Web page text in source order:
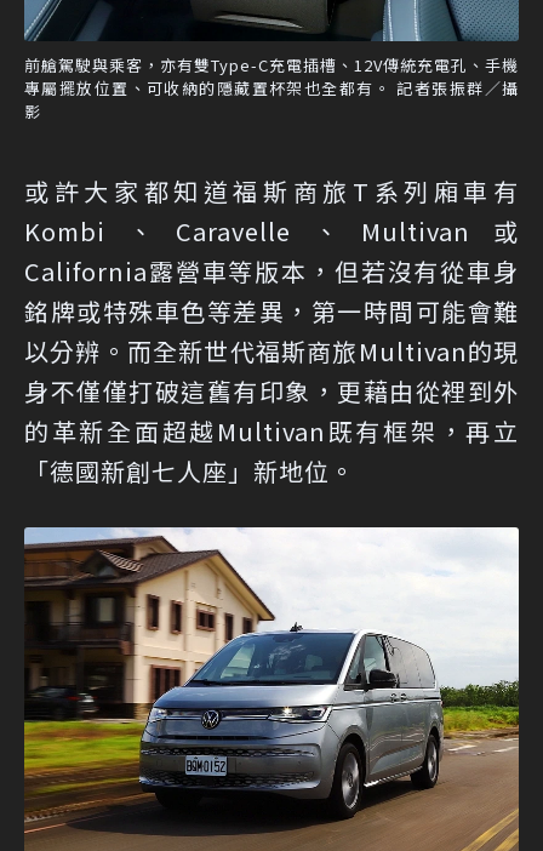
前艙駕駛與乘客，亦有雙Type-C充電插槽、12V傳統充電孔、手機
專屬擺放位置、可收納的隱藏置杯架也全都有。 記者張振群／攝
影
或許大家都知道福斯商旅T系列廂車有
Kombi、Caravelle、Multivan或
California露營車等版本，但若沒有從車身
銘牌或特殊車色等差異，第一時間可能會難
以分辨。而全新世代福斯商旅Multivan的現
身不僅僅打破這舊有印象，更藉由從裡到外
的革新全面超越Multivan既有框架，再立
「德國新創七人座」新地位。